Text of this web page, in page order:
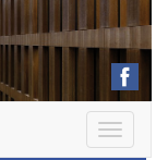
Toggle